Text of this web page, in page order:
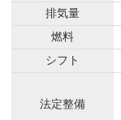
排気量
燃料
シフト
法定整備